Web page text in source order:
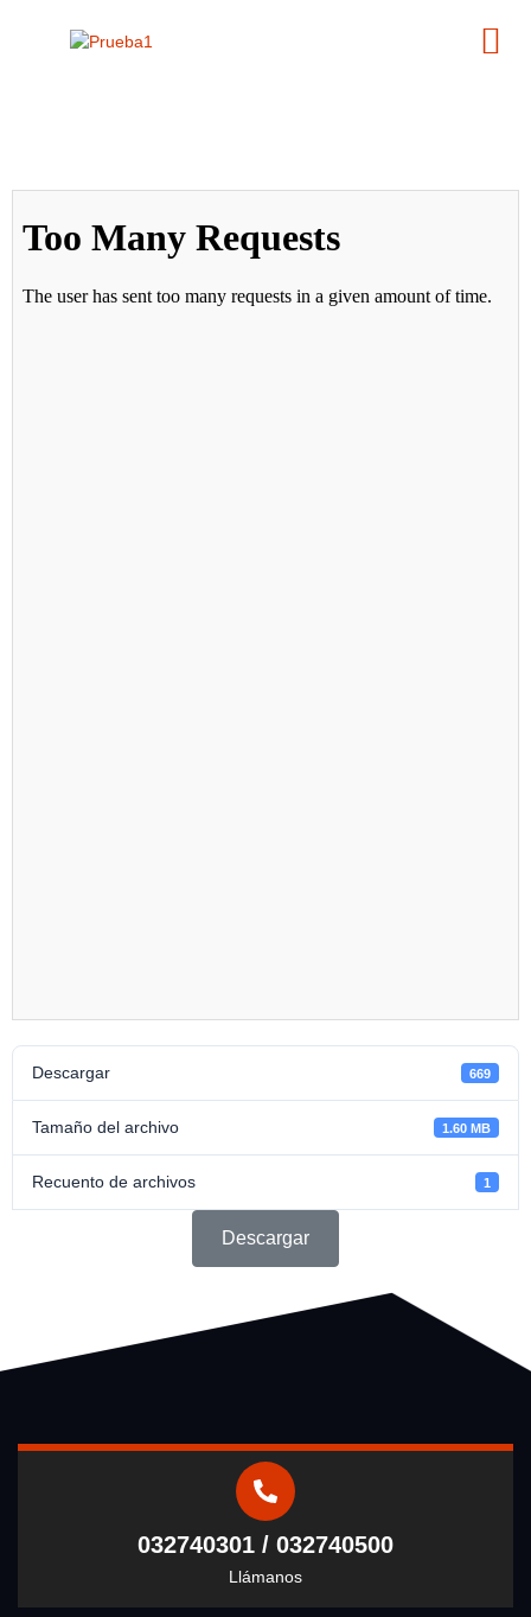
Descargar 669
Tamaño del archivo 1.60 MB
Recuento de archivos 1
Descargar
032740301 / 032740500
Llámanos